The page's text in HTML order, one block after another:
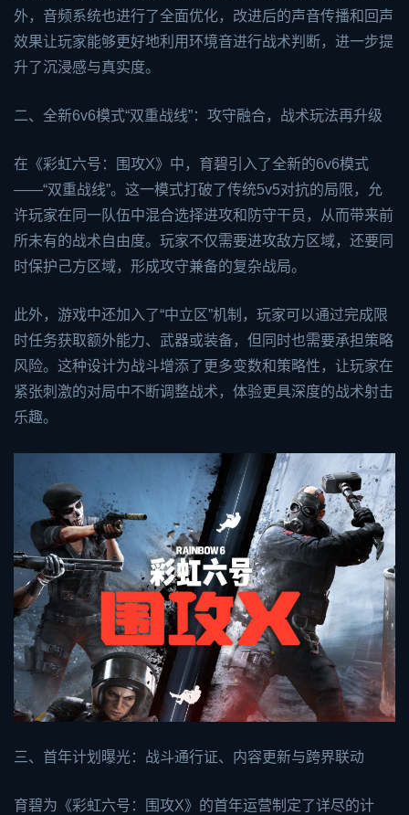
外，音频系统也进行了全面优化，改进后的声音传播和回声
效果让玩家能够更好地利用环境音进行战术判断，进一步提
升了沉浸感与真实度。
二、全新6v6模式“双重战线”：攻守融合，战术玩法再升级
在《彩虹六号：围攻X》中，育碧引入了全新的6v6模式
——“双重战线”。这一模式打破了传统5v5对抗的局限，允
许玩家在同一队伍中混合选择进攻和防守干员，从而带来前
所未有的战术自由度。玩家不仅需要进攻敌方区域，还要同
时保护己方区域，形成攻守兼备的复杂战局。
此外，游戏中还加入了“中立区”机制，玩家可以通过完成限
时任务获取额外能力、武器或装备，但同时也需要承担策略
风险。这种设计为战斗增添了更多变数和策略性，让玩家在
紧张刺激的对局中不断调整战术，体验更具深度的战术射击
乐趣。
三、首年计划曝光：战斗通行证、内容更新与跨界联动
育碧为《彩虹六号：围攻X》的首年运营制定了详尽的计